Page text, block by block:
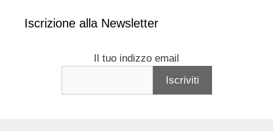
Iscrizione alla Newsletter
Il tuo indizzo email